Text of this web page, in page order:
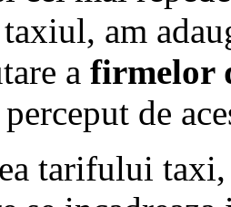
am
a firmelor
de
tarifului